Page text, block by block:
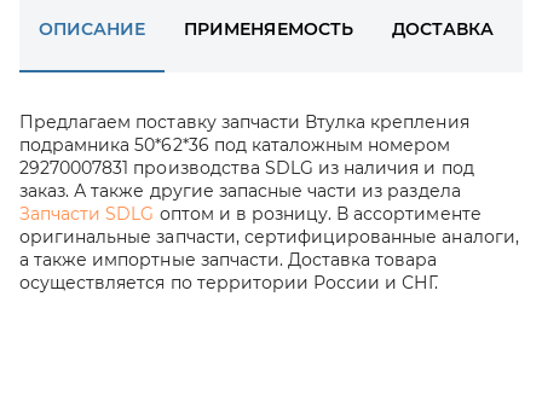
ОПИСАНИЕ ПРИМЕНЯЕМОСТЬ ДОСТАВКА
Предлагаем поставку запчасти Втулка крепления
подрамника 50*62*36 под каталожным номером
29270007831 производства SDLG из наличия и под
заказ. А также другие запасные части из раздела
Запчасти SDLG оптом и в розницу. В ассортименте
оригинальные запчасти, сертифицированные аналоги,
а также импортные запчасти. Доставка товара
осуществляется по территории России и СНГ.